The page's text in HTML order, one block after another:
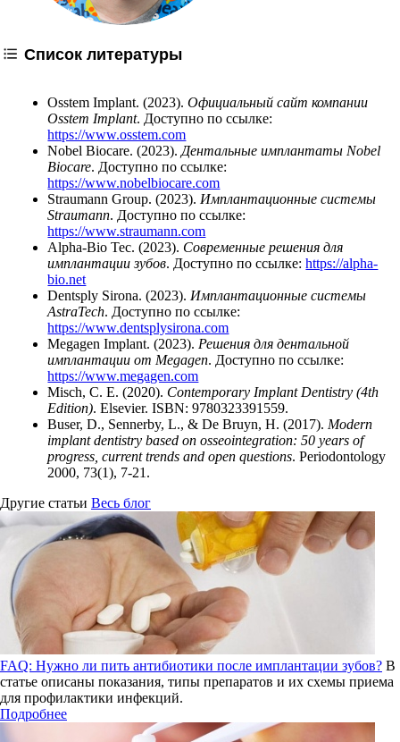
Список литературы
Osstem Implant. (2023).Официальный сайт компании
Osstem Implant. Доступно по ссылке:
https://www.osstem.com
Nobel Biocare. (2023). Дентальные имплантаты Nobel
Biocare. Доступно по ссылке:
https://www.nobelbiocare.com
Straumann Group. (2023). Имплантационные системы
Straumann. Доступно по ссылке:
https://www.straumann.com
Alpha-Bio Tec. (2023). Современные решения для
имплантации зубов. Доступно по ссылке:https://alpha-
bio.net
Dentsply Sirona. (2023). Имплантационные системы
AstraTech. Доступно по ссылке:
https://www.dentsplysirona.com
Megagen Implant. (2023). Решения для дентальной
имплантации от Megagen. Доступно по ссылке:
https://www.megagen.com
Misch, C. E. (2020). Contemporary Implant Dentistry (4th
Edition). Elsevier. ISBN: 9780323391559.
Buser, D., Sennerby, L., & De Bruyn, H. (2017). Modern
implant dentistry based on osseointegration: 50 years of
progress, current trends and open questions. Periodontology
2000, 73(1), 7-21.
Другие статьи Весь блог
FAQ: Нужно ли пить антибиотики после имплантации зубов? В
статье описаны показания, типы препаратов и их схемы приема
для профилактики инфекций.
Подробнее